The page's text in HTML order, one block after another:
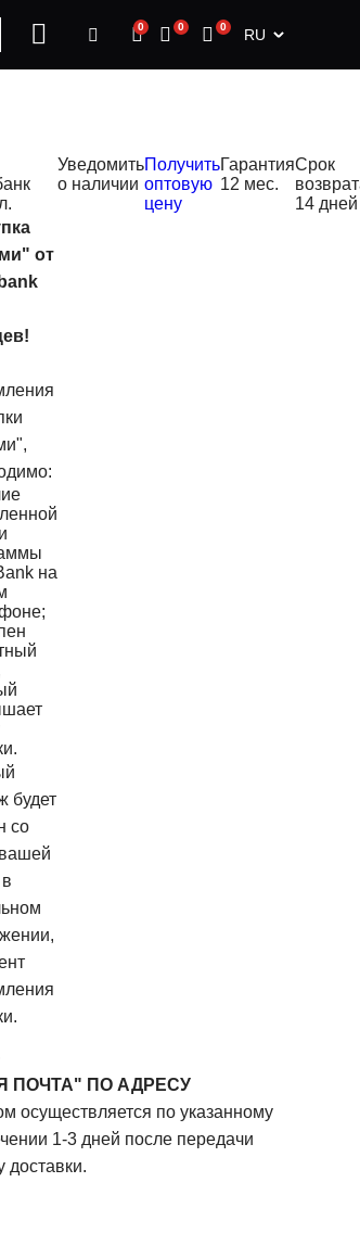
0 0 0 RU
от
на
будет
со
Уведомить
о наличии
Получить
оптовую
цену
Гарантия
12 мес.
Срок
14 дней
ПОЧТА" ПО АДРЕСУ
осуществляется по указанному
1-3 дней после передачи
доставки.